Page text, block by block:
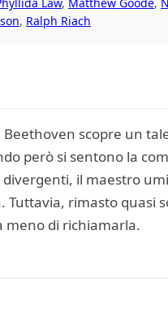
, Ralph Riach
Beethoven scopre un
però si sentono la
il maestro
Tuttavia, rimasto quasi
meno di richiamarla.